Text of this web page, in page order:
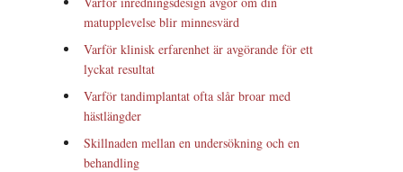
matupplevelse blir minnesvärd
Varför klinisk erfarenhet är avgörande för ett
lyckat resultat
Varför tandimplantat ofta slår broar med
hästlängder
Skillnaden mellan en undersökning och en
behandling